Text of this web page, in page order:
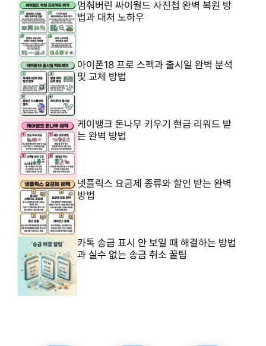
멈춰버린 싸이월드 사진첩 완벽 복원 방
법과 대처 노하우
아이폰18 프로 스펙과 출시일 완벽 분석
및 교체 방법
케이뱅크 돈나무 키우기 현금 리워드 받
는 완벽 방법
넷플릭스 요금제 종류와 할인 받는 완벽
방법
카톡 송금 표시 안 보일 때 해결하는 방법
과 실수 없는 송금 취소 꿀팁